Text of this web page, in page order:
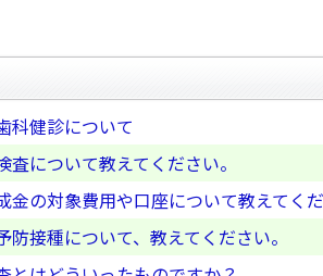
科健診について
査について教えてください。
金の対象費用や口座について教えてく
防接種について、教えてください。